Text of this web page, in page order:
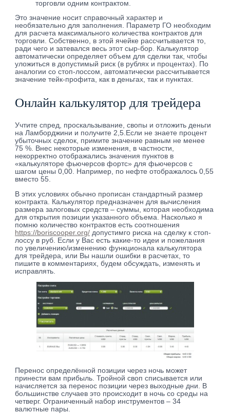
торговли одним контрактом.
Это значение носит справочный характер и
необязательно для заполнения. Параметр ГО необходим
для расчета максимального количества контрактов для
торговли. Собственно, в этой ячейке рассчитывается то,
ради чего и затевался весь этот сыр-бор. Калькулятор
автоматически определяет объем для сделки так, чтобы
уложиться в допустимый риск (в рублях и процентах). По
аналогии со стоп-лоссом, автоматически рассчитывается
значение тейк-профита, как в деньгах, так и пунктах.
Онлайн калькулятор для трейдера
Учтите спред, проскальзывание, свопы и отложить деньги
на Ламборджини и получите 2,5.Если не знаете процент
убыточных сделок, примите значение равным не менее
75 %. Внес некоторые изменения, в частности,
некорректно отображались значения пунктов в
«калькуляторе фьючерсов фортс» для фьючерсов с
шагом цены 0,00. Например, по нефте отображалось 0,55
вместо 55.
В этих условиях обычно прописан стандартный размер
контракта. Калькулятор предназначен для вычисления
размера залоговых средств – суммы, которая необходима
для открытия позиции указанного объема. Насколько я
помню количество контрактов есть соотношения
https://boriscooper.org/ допустимго риска на сделку к стоп-
лоссу в руб. Если у Вас есть какие-то идеи и пожелания
по увеличению/изменению функционала калькулятора
для трейдера, или Вы нашли ошибки в расчетах, то
пишите в комментариях, будем обсуждать, изменять и
исправлять.
Перенос определённой позиции через ночь может
принести вам прибыль. Тройной своп списывается или
начисляется за перенос позиции через выходные дни. В
большинстве случаев это происходит в ночь со среды на
четверг. Ограниченный набор инструментов – 34
валютные пары.